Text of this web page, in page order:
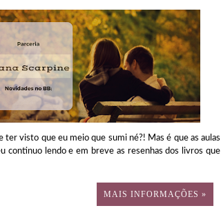
visto que eu meio que sumi né?! Mas é que as aulas
continuo lendo e em breve as resenhas dos livros que
MAIS INFORMAÇÕES »